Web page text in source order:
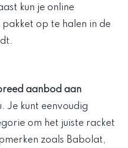
kun je online
pakket op te halen in de
aanbod aan
Je kunt eenvoudig
om het juiste racket
zoals Babolat,